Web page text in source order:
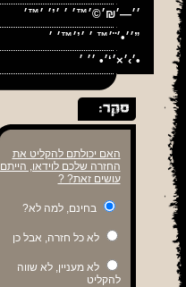
׳׳•׳¨׳™ ׳ ׳’׳™׳ ׳”
׳›׳×׳‘׳• ׳׳ ׳•
האם יכולתם להקליט את
החזרה שלכם לוידאו, הייתם
עושים זאת? ?
בחינם, למה לא?
לא כל חזרה, אבל כן
לא מעניין, לא שווה
להקליט